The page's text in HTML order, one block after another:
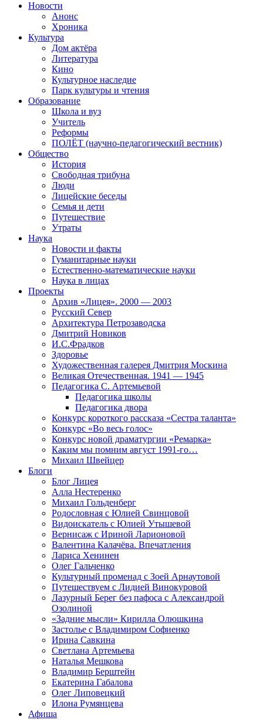
Новости
Анонс
Хроника
Культура
Дом актёра
Литература
Кино
Культурное наследие
Парк культуры и чтения
Образование
Школа и вуз
Учитель
Реформы
ПОЛЁТ (научно-педагогический вестник)
Общество
История
Свободная трибуна
Люди
Лицейские беседы
Семья и дети
Путешествие
Утраты
Наука
Новости и факты
Гуманитарные науки
Естественно-математические науки
Наука в лицах
Проекты
Архив «Лицея». 2000 — 2003
Русский Север
Архитектура Петрозаводска
Дмитрий Новиков
И.С.Фрадков
Здоровье
Художественная галерея Дмитрия Москина
Великая Отечественная. 1941 — 1945
Педагогика С. Артемьевой
Педагогика школы
Педагогика двора
Конкурс короткого рассказа «Сестра таланта»
Конкурс «Во весь голос»
Конкурс новой драматургии «Ремарка»
Каким мы помним август 1991-го…
Михаил Швейцер
Блоги
Блог Лицея
Алла Нестеренко
Михаил Гольденберг
Родословная с Юлией Свинцовой
Видоискатель с Юлией Утышевой
Вернисаж с Ириной Ларионовой
Валентина Калачёва. Впечатления
Лариса Хенинен
Олег Гальченко
Культурный променад с Зоей Арнаутовой
Путешествуем с Лидией Винокуровой
Лазурный Берег без пафоса с Александрой
Озолиной
«Задние мысли» Кирилла Олюшкина
Застолье с Владимиром Софиенко
Ирина Савкина
Светлана Артемьева
Наталья Мешкова
Владимир Берштейн
Екатерина Габалова
Олег Липовецкий
Илона Румянцева
Афиша